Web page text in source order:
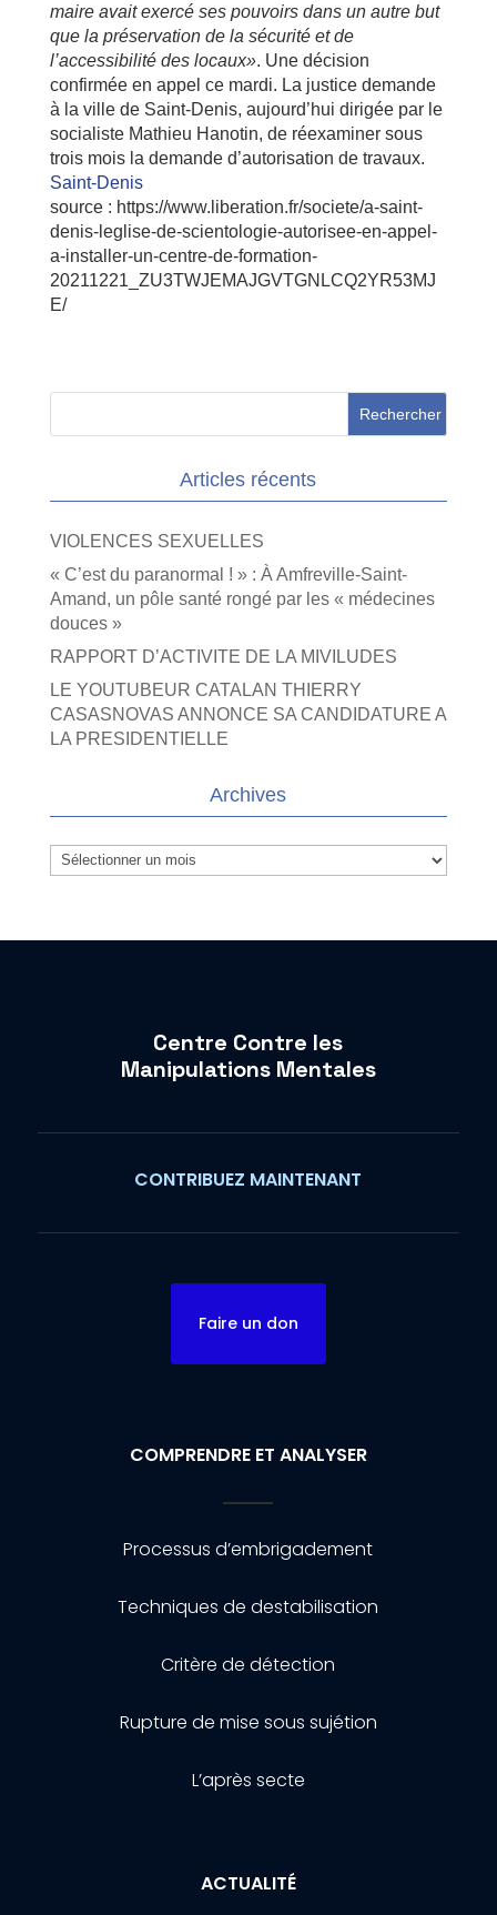
maire avait exercé ses pouvoirs dans un autre but
que la préservation de la sécurité et de
l’accessibilité des locaux». Une décision
confirmée en appel ce mardi. La justice demande
à la ville de Saint-Denis, aujourd’hui dirigée par le
socialiste Mathieu Hanotin, de réexaminer sous
trois mois la demande d’autorisation de travaux.
Saint-Denis
source : https://www.liberation.fr/societe/a-saint-
denis-leglise-de-scientologie-autorisee-en-appel-
a-installer-un-centre-de-formation-
20211221_ZU3TWJEMAJGVTGNLCQ2YR53MJ
E/
Articles récents
VIOLENCES SEXUELLES
« C’est du paranormal ! » : À Amfreville-Saint-
Amand, un pôle santé rongé par les « médecines
douces »
RAPPORT D’ACTIVITE DE LA MIVILUDES
LE YOUTUBEUR CATALAN THIERRY
CASASNOVAS ANNONCE SA CANDIDATURE A
LA PRESIDENTIELLE
Archives
Archives
Centre Contre les
Manipulations Mentales
CONTRIBUEZ MAINTENANT
Faire un don
COMPRENDRE ET ANALYSER
Processus d’embrigadement
Techniques de destabilisation
Critère de détection
Rupture de mise sous sujétion
L’après secte
ACTUALITÉ